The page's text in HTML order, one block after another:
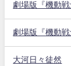
劇場版『機動
劇場版『機動戦
大河日々徒然